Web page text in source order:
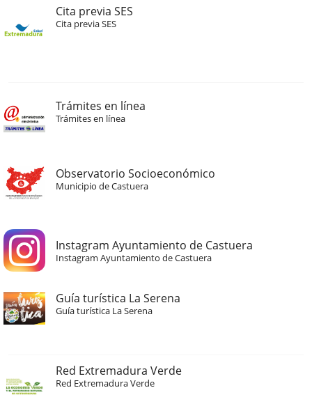
Cita previa SES
Cita previa SES
Trámites en línea
Trámites en línea
Observatorio Socioeconómico
Municipio de Castuera
Instagram Ayuntamiento de Castuera
Instagram Ayuntamiento de Castuera
Guía turística La Serena
Guía turística La Serena
Red Extremadura Verde
Red Extremadura Verde